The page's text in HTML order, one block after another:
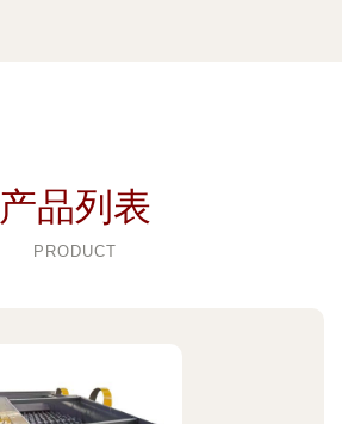
产品列表
PRODUCT